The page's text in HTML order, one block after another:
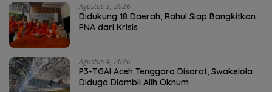
Agustus 3, 2026
Didukung 18 Daerah, Rahul Siap Bangkitkan
PNA dari Krisis
Agustus 4, 2026
P3-TGAI Aceh Tenggara Disorot, Swakelola
Diduga Diambil Alih Oknum